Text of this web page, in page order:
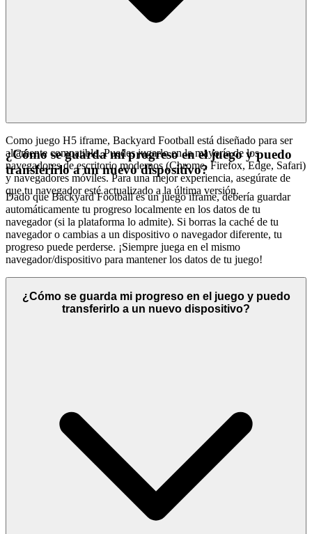
Como juego H5 iframe, Backyard Football está diseñado para ser
altamente compatible. Puedes jugarlo en la mayoría de los
navegadores de escritorio modernos (Chrome, Firefox, Edge, Safari)
y navegadores móviles. Para una mejor experiencia, asegúrate de
que tu navegador esté actualizado a la última versión.
¿Cómo se guarda mi progreso en el juego y puedo
transferirlo a un nuevo dispositivo?
Dado que Backyard Football es un juego iframe, debería guardar
automáticamente tu progreso localmente en los datos de tu
navegador (si la plataforma lo admite). Si borras la caché de tu
navegador o cambias a un dispositivo o navegador diferente, tu
progreso puede perderse. ¡Siempre juega en el mismo
navegador/dispositivo para mantener los datos de tu juego!
¿Cómo se guarda mi progreso en el juego y puedo
transferirlo a un nuevo dispositivo?